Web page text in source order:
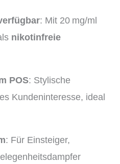
: Mit 20 mg/ml
nikotinfreie
POS: Stylische
Kundeninteresse, ideal
: Für Einsteiger,